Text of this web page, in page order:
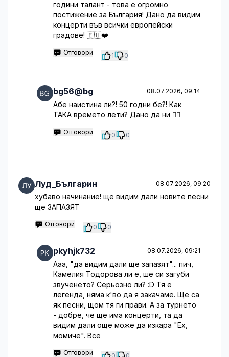
години талант - това е огромно
постижение за България! Дано да видим
концерти във всички европейски
градове! 🇪🇺❤️
Отговори 1 0
bg56@bg 08.07.2026, 09:14
Абе наистина ли?! 50 годни бе?! Как
ТАКА времето лети? Дано да ни 🤷‍♂️
Отговори 0 0
Луд_Българин 08.07.2026, 09:20
хубаво начинание! ще видим дали новите песни
ще ЗАПАЗЯТ
Отговори 0 0
pkyhjk732 08.07.2026, 09:21
Ааа, "да видим дали ще запазят"... пич,
Камелия Тодорова ли е, ше си загуби
звученето? Серьозно ли? :D Тя е
легенда, няма к'во да я закачаме. Ще са
як песни, щом тя ги прави. А за турнето
- добре, че ще има концерти, та да
видим дали още може да изкара "Ех,
момиче". Все
Отговори